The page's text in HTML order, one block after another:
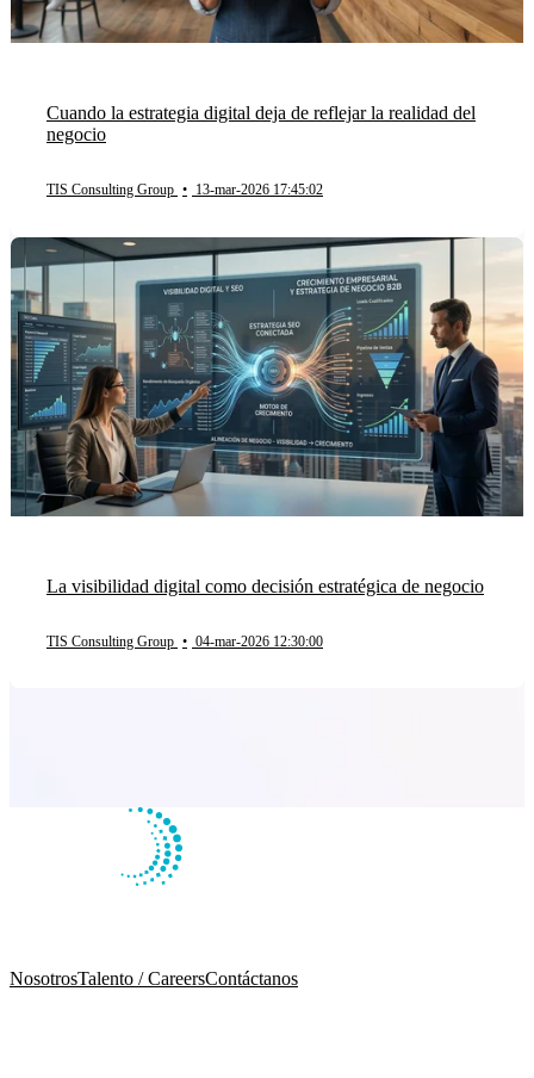
Cuando la estrategia digital deja de reflejar la realidad del
negocio
TIS Consulting Group • 13-mar-2026 17:45:02
La visibilidad digital como decisión estratégica de negocio
TIS Consulting Group • 04-mar-2026 12:30:00
NosotrosTalento / CareersContáctanos